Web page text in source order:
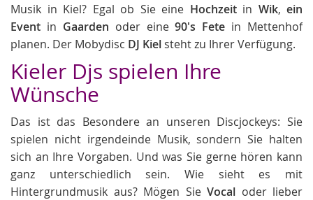
Musik in Kiel? Egal ob Sie eine Hochzeitin Wik, ein
Event in Gaarden oder eine90's Fete in Mettenhof
planen. Der Mobydisc DJ Kiel steht zu Ihrer Verfügung.
Kieler Djs spielen Ihre
Wünsche
Das ist das Besondere an unseren Discjockeys: Sie
spielen nicht irgendeinde Musik, sondern Sie halten
sich an Ihre Vorgaben. Und was Sie gerne hören kann
ganz unterschiedlich sein. Wie sieht es mit
Hintergrundmusik aus? Mögen Sie Vocal oder lieber